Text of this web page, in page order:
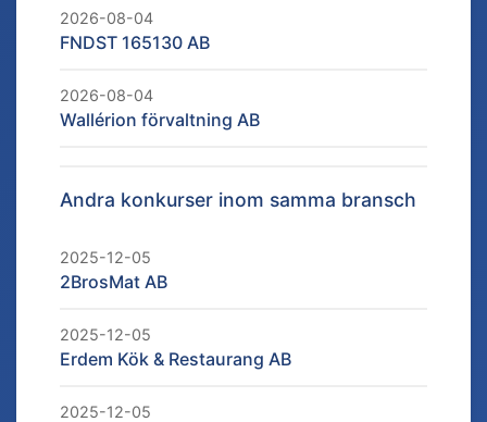
2026-08-04
FNDST 165130 AB
2026-08-04
Wallérion förvaltning AB
Andra konkurser inom samma bransch
2025-12-05
2BrosMat AB
2025-12-05
Erdem Kök & Restaurang AB
2025-12-05